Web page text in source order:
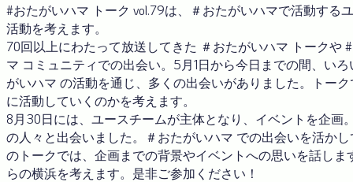
#おたがいハマ トーク vol.79は、＃おたがいハマで活動する
活動を考えます。
70回以上にわたって放送してきた ＃おたがいハマ トークや
マ コミュニティでの出会い。5月1日から今日までの間、い
がいハマ の活動を通じ、多くの出会いがありました。トー
に活動していくのかを考えます。
8月30日には、ユースチームが主体となり、イベントを企
の人々と出会いました。＃おたがいハマ での出会いを活か
のトークでは、企画までの背景やイベントへの思いを話し
らの横浜を考えます。是非ご参加ください！